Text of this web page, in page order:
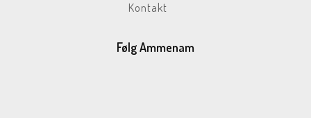
Kontakt
Følg Ammenam